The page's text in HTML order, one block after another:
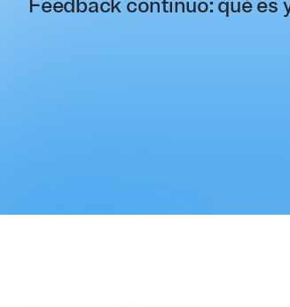
Feedback continuo: qué es